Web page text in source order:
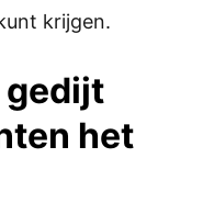
krijgen.
gedijt
het